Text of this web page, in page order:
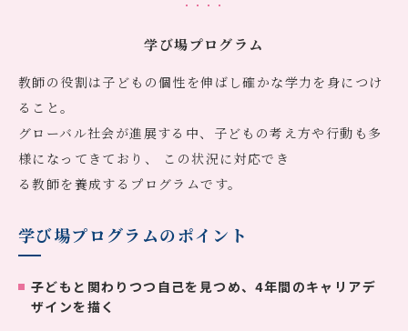
学び場プログラム
教師の役割は子どもの個性を伸ばし確かな学力を身につけ
ること。
グローバル社会が進展する中、子どもの考え方や行動も多
様になってきており、
この状況に対応でき
る教師を養成するプログラムです。
学び場プログラムのポイント
子どもと関わりつつ自己を見つめ、4年間のキャリアデ
ザインを描く